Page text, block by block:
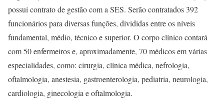
possui contrato de gestão com a SES. Serão contratados 392
funcionários para diversas funções, divididas entre os níveis
fundamental, médio, técnico e superior. O corpo clínico contará
com 50 enfermeiros e, aproximadamente, 70 médicos em várias
especialidades, como: cirurgia, clínica médica, nefrologia,
oftalmologia, anestesia, gastroenterologia, pediatria, neurologia,
cardiologia, ginecologia e oftalmologia.